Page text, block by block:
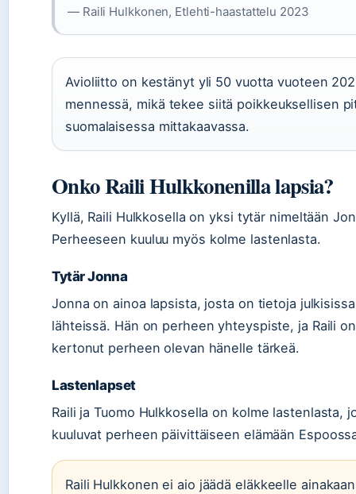
— Raili Hulkkonen, Etlehti-haastattelu 2023
Avioliitto on kestänyt yli 50 vuotta vuoteen
mennessä, mikä tekee siitä poikkeuksellisen
suomalaisessa mittakaavassa.
Onko Raili Hulkkonenilla lapsia?
Kyllä, Raili Hulkkosella on yksi tytär nimeltään
Perheeseen kuuluu myös kolme lastenlasta.
Tytär Jonna
Jonna on ainoa lapsista, josta on tietoja julkisissa
lähteissä. Hän on perheen yhteyspiste, ja Raili on
kertonut perheen olevan hänelle tärkeä.
Lastenlapset
Raili ja Tuomo Hulkkosella on kolme lastenlasta,
kuuluvat perheen päivittäiseen elämään
Raili Hulkkonen ei aio jäädä eläkkeelle ainakaan